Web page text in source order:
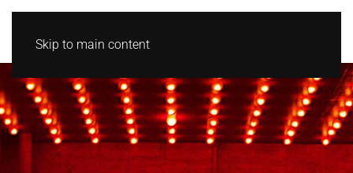
Skip to main content